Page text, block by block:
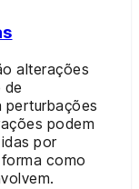
alterações
de
perturbações
podem
por
como